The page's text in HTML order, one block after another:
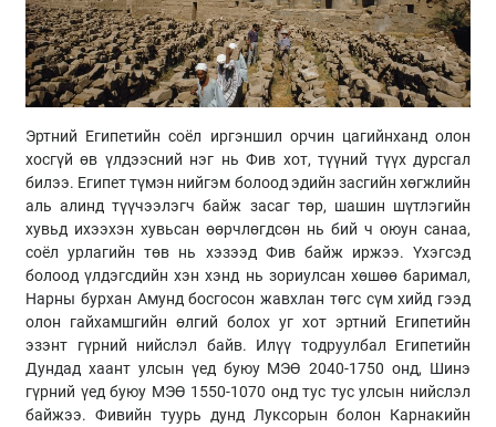
Эртний Египетийн соёл иргэншил орчин цагийнханд олон
хосгүй өв үлдээсний нэг нь Фив хот, түүний түүх дурсгал
билээ. Египет түмэн нийгэм болоод эдийн засгийн хөгжлийн
аль алинд түүчээлэгч байж засаг төр, шашин шүтлэгийн
хувьд ихээхэн хувьсан өөрчлөгдсөн нь бий ч оюун санаа,
соёл урлагийн төв нь хэзээд Фив байж иржээ. Үхэгсэд
болоод үлдэгсдийн хэн хэнд нь зориулсан хөшөө баримал,
Нарны бурхан Амунд босгосон жавхлан төгс сүм хийд гээд
олон гайхамшгийн өлгий болох уг хот эртний Египетийн
эзэнт гүрний нийслэл байв. Илүү тодруулбал Египетийн
Дундад хаант улсын үед буюу МЭӨ 2040-1750 онд, Шинэ
гүрний үед буюу МЭӨ 1550-1070 онд тус тус улсын нийслэл
байжээ. Фивийн туурь дунд Луксорын болон Карнакийн